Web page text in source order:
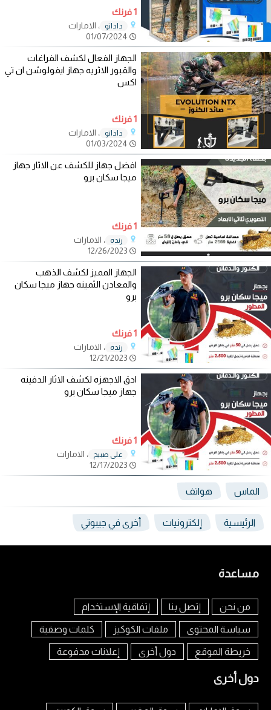
1 فرنك
داداتو
، الامارات
الجهاز الفعال لكشف الفراغات
والقبور الاثريه جهاز ايفولوشن ان تي
اكس
1 فرنك
داداتو
، الامارات
افضل جهاز للكشف عن الاثار جهاز
ميجا سكان برو
1 فرنك
رنده
، الامارات
الجهاز المميز لكشف الذهب
والمعادن الثمينه جهاز ميجا سكان
برو
1 فرنك
رنده
، الامارات
ادق الاجهزه لكشف الاثار الدفينه
جهاز ميجا سكان برو
1 فرنك
علي صبيح
، الامارات
الماس هواتف
الرئيسية إلكترونيات أخرى في جيبوتي
مساعدة
من نحن إتصل بنا إتفاقية الإستخدام
سياسة المحتوى ملفات الكوكيز كلمات وصفية
خريطة الموقع دول أخرى إعلانات مدفوعة
دول أخرى